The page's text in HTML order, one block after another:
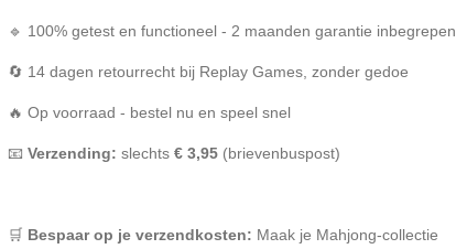
🔹 100% getest en functioneel - 2 maanden garantie inbegrepen
🔄 14 dagen retourrecht bij Replay Games, zonder gedoe
🔥 Op voorraad - bestel nu en speel snel
📧 Verzending: slechts € 3,95 (brievenbuspost)
🛒 Bespaar op je verzendkosten: Maak je Mahjong-collectie